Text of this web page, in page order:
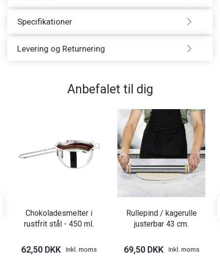
Specifikationer
Levering og Returnering
Anbefalet til dig
Chokoladesmelter i
rustfrit stål - 450 ml.
62,50 DKK Inkl. moms
Rullepind / kagerulle
justerbar 43 cm.
69,50 DKK Inkl. moms